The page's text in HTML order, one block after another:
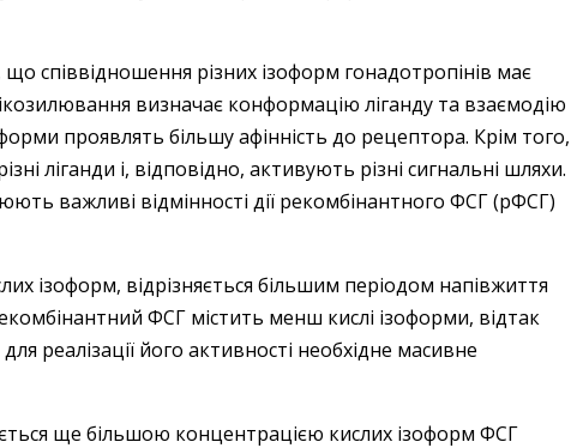
співвідношення різних ізоформ гонадотропінів має
визначає конформацію ліганду та взаємодію
проявлять більшу афінність до рецептора. Крім того,
ліганди і, відповідно, активують різні сигнальні шляхи.
важливі відмінності дії рекомбінантного ФСГ (рФСГ)
ізоформ, відрізняється більшим періодом напівжиття
ФСГ містить менш кислі ізоформи, відтак
реалізації його активності необхідне масивне
ще більшою концентрацією кислих ізоформ ФСГ